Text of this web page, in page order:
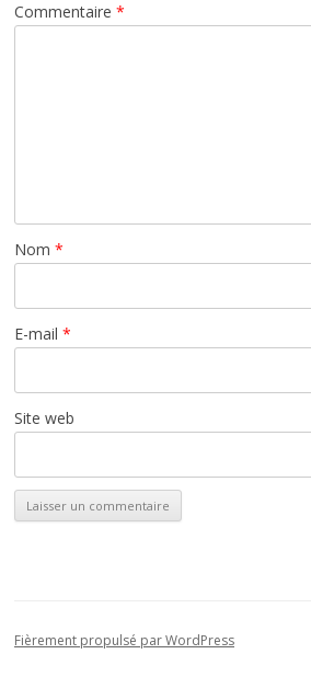
Commentaire *
Nom *
E-mail *
Site web
Fièrement propulsé par WordPress